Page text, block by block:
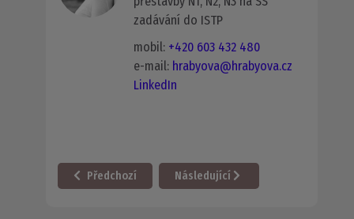
zadávání do ISTP
mobil: +420 603 432 480
e-mail: hrabyova@hrabyova.cz
LinkedIn
Předchozí článek: BMW I8 - PŘEVOD VOZIDLA SE ZÁPISEM
Předchozí Další článek: Přestavba DAF sací
Následující